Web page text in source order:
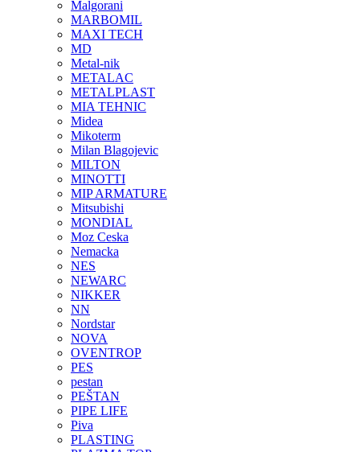
Malgorani
MARBOMIL
MAXI TECH
MD
Metal-nik
METALAC
METALPLAST
MIA TEHNIC
Midea
Mikoterm
Milan Blagojevic
MILTON
MINOTTI
MIP ARMATURE
Mitsubishi
MONDIAL
Moz Ceska
Nemacka
NES
NEWARC
NIKKER
NN
Nordstar
NOVA
OVENTROP
PES
pestan
PEŠTAN
PIPE LIFE
Piva
PLASTING